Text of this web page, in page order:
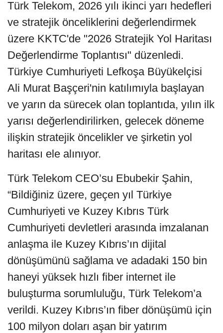
Türk Telekom, 2026 yılı ikinci yarı hedefleri
ve stratejik önceliklerini değerlendirmek
üzere KKTC'de "2026 Stratejik Yol Haritası
Değerlendirme Toplantısı" düzenledi.
Türkiye Cumhuriyeti Lefkoşa Büyükelçisi
Ali Murat Başçeri'nin katılımıyla başlayan
ve yarın da sürecek olan toplantıda, yılın ilk
yarısı değerlendirilirken, gelecek döneme
ilişkin stratejik öncelikler ve şirketin yol
haritası ele alınıyor.
Türk Telekom CEO’su Ebubekir Şahin,
“Bildiğiniz üzere, geçen yıl Türkiye
Cumhuriyeti ve Kuzey Kıbrıs Türk
Cumhuriyeti devletleri arasında imzalanan
anlaşma ile Kuzey Kıbrıs’ın dijital
dönüşümünü sağlama ve adadaki 150 bin
haneyi yüksek hızlı fiber internet ile
buluşturma sorumluluğu, Türk Telekom’a
verildi. Kuzey Kıbrıs’ın fiber dönüşümü için
100 milyon doları aşan bir yatırım